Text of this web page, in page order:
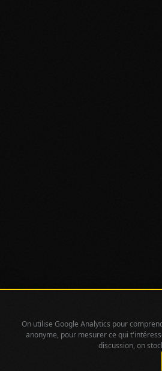
On utilise Google Analytics pour
anonyme, pour mesurer ce qui
discussion, on